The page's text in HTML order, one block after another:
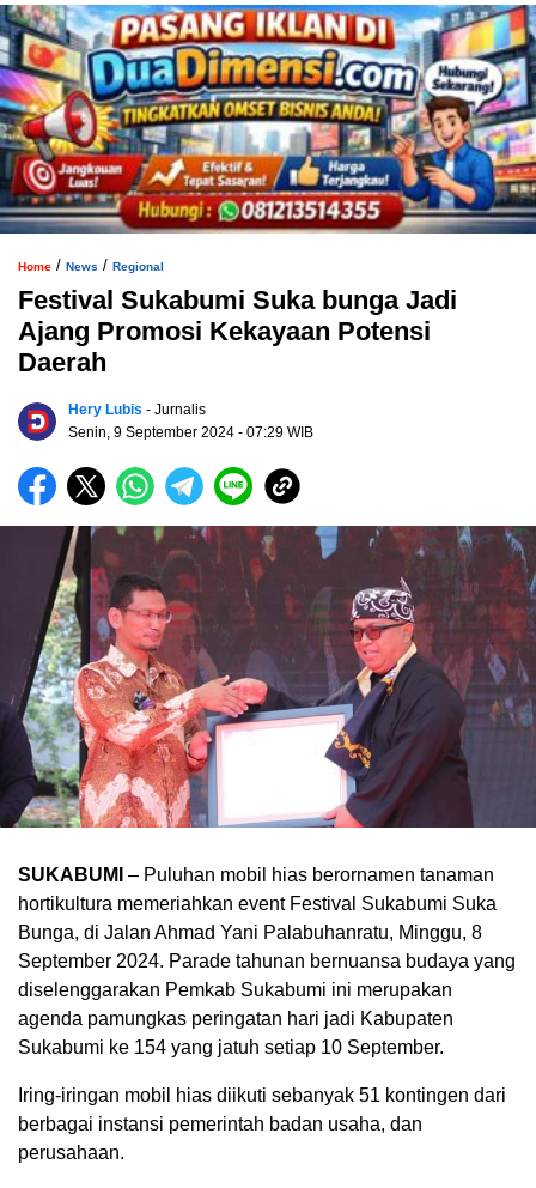
Home / News / Regional
Festival Sukabumi Suka bunga Jadi
Ajang Promosi Kekayaan Potensi
Daerah
Hery Lubis - Jurnalis
Senin, 9 September 2024 - 07:29 WIB
SUKABUMI – Puluhan mobil hias berornamen tanaman
hortikultura memeriahkan event Festival Sukabumi Suka
Bunga, di Jalan Ahmad Yani Palabuhanratu, Minggu, 8
September 2024. Parade tahunan bernuansa budaya yang
diselenggarakan Pemkab Sukabumi ini merupakan
agenda pamungkas peringatan hari jadi Kabupaten
Sukabumi ke 154 yang jatuh setiap 10 September.
Iring-iringan mobil hias diikuti sebanyak 51 kontingen dari
berbagai instansi pemerintah badan usaha, dan
perusahaan.